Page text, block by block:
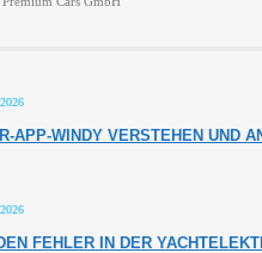
APP-WINDY VERSTEHEN UND
FEHLER IN DER